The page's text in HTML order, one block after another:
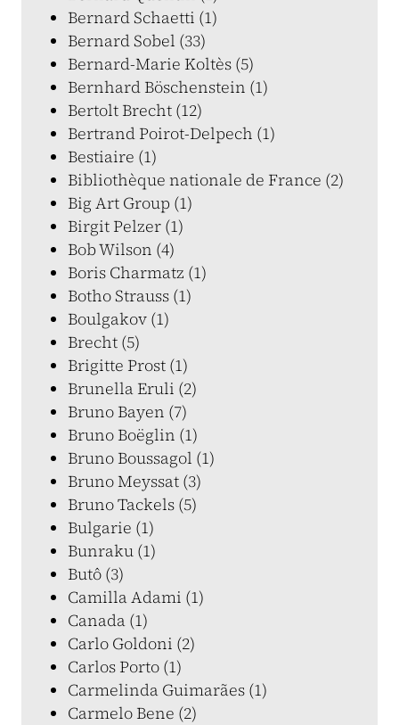
Bernard Schaetti (1)
Bernard Sobel (33)
Bernard-Marie Koltès (5)
Bernhard Böschenstein (1)
Bertolt Brecht (12)
Bertrand Poirot-Delpech (1)
Bestiaire (1)
Bibliothèque nationale de France (2)
Big Art Group (1)
Birgit Pelzer (1)
Bob Wilson (4)
Boris Charmatz (1)
Botho Strauss (1)
Boulgakov (1)
Brecht (5)
Brigitte Prost (1)
Brunella Eruli (2)
Bruno Bayen (7)
Bruno Boëglin (1)
Bruno Boussagol (1)
Bruno Meyssat (3)
Bruno Tackels (5)
Bulgarie (1)
Bunraku (1)
Butô (3)
Camilla Adami (1)
Canada (1)
Carlo Goldoni (2)
Carlos Porto (1)
Carmelinda Guimarães (1)
Carmelo Bene (2)